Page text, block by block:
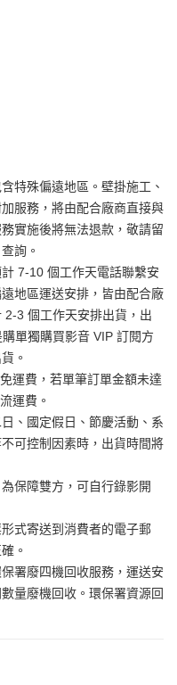
特殊偏遠地區。壁掛施工、
服務，將由配合廠商直接與
實施後將無法退款，敬請留
查詢。
7-10 個工作天電話聯繫安
地區運送安排，皆由配合廠
3 個工作天安排出貨，出
單獨購買影音 VIP 訂閱方
。
運費，若單筆訂單金額未達
運費。
、國定假日、節慶活動、系
可控制因素時，出貨時間將
保障雙方，可自行錄影開
式寄送到消費者的電子郵
。
署廢四機回收服務，運送安
量廢機回收。環保署資源回